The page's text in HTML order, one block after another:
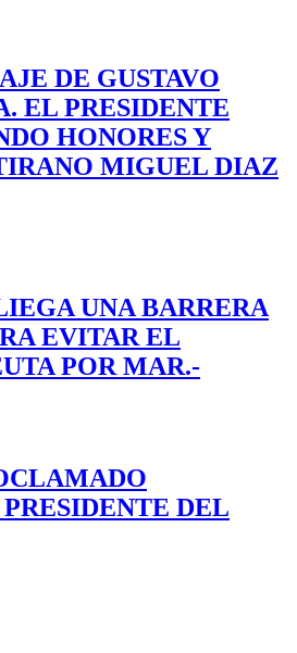
DE GUSTAVO
EL PRESIDENTE
HONORES Y
MIGUEL DIAZ
UNA BARRERA
EVITAR EL
POR MAR.-
DEL